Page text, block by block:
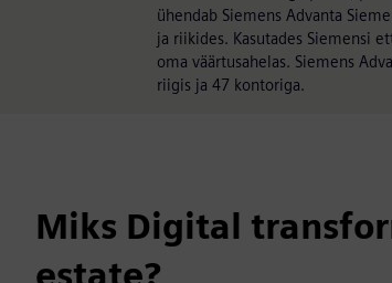
ühendab Siemens Advanta
ja riikides. Kasutades Siemensi
oma väärtusahelas. Siemens
riigis ja 47 kontoriga.
Miks Digital